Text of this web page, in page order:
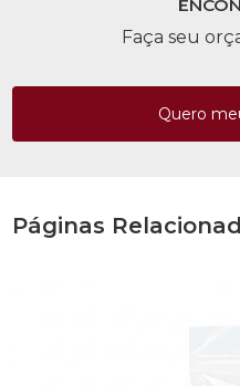
Faça seu
Quero
Páginas